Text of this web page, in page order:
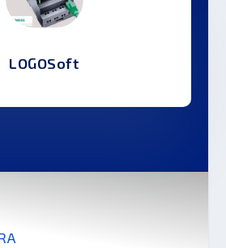
LOGOSoft